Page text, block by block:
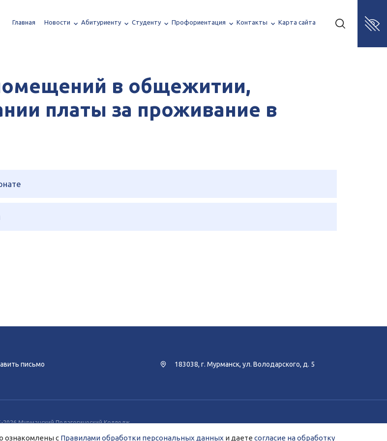
Главная Новости Абитуриенту Студенту Профориентация Контакты Карта сайта
в общежитии,
платы за проживание в
письмо 183038, г. Мурманск, ул. Володарского, д. 5
2026 Мурманский Педагогический Колледж.
используются файлы cookie и сервисы веб-аналитики Яндекс.Метрика, Спутник.
ознакомлены с Правилами обработки персональных данных и даете согласие на обработку